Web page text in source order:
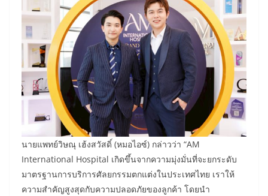
นายแพทย์วิษณุ เฮ้งสวัสดิ์ (หมอไอซ์) กล่าวว่า “AM
International Hospital เกิดขึ้นจากความมุ่งมั่นที่จะยกระดับ
มาตรฐานการบริการศัลยกรรมตกแต่งในประเทศไทย เราให้
ความสำคัญสูงสุดกับความปลอดภัยของลูกค้า โดยนำ